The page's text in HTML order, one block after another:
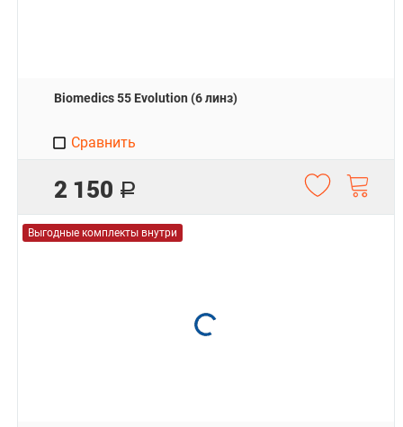
Biomedics 55 Evolution (6 линз)
2 150 Р
Сравнить
Выгодные комплекты внутри